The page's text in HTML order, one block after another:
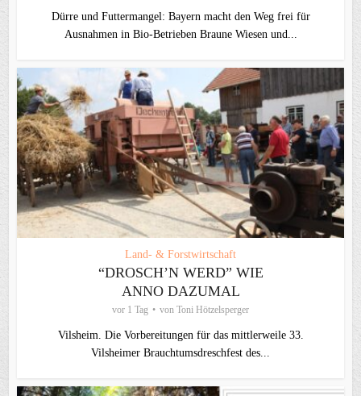
Dürre und Futtermangel: Bayern macht den Weg frei für
Ausnahmen in Bio-Betrieben Braune Wiesen und...
Land- & Forstwirtschaft
“DROSCH’N WERD” WIE
ANNO DAZUMAL
vor 1 Tag von Toni Hötzelsperger
Vilsheim. Die Vorbereitungen für das mittlerweile 33.
Vilsheimer Brauchtumsdreschfest des...